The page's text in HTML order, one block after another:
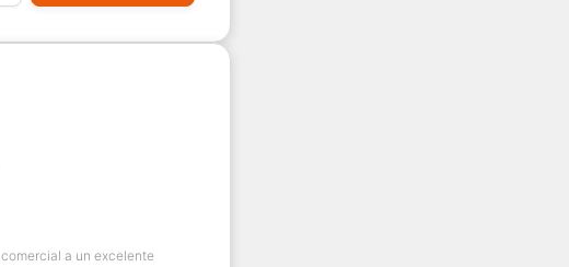
a un excelente